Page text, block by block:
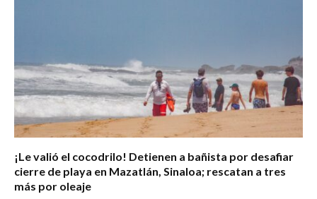
¡Le valió el cocodrilo! Detienen a bañista por desafiar
cierre de playa en Mazatlán, Sinaloa; rescatan a tres
más por oleaje